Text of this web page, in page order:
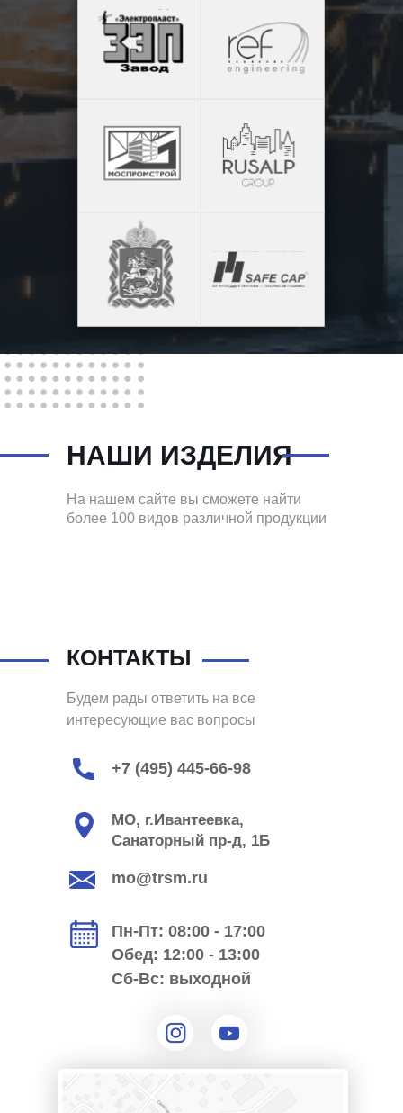
НАШИ ИЗДЕЛИЯ
На нашем сайте вы сможете найти
более 100 видов различной продукции
КОНТАКТЫ
Будем рады ответить на все
интересующие вас вопросы
+7 (495) 445-66-98
Пн-Пт: 08:00 - 17:00
Обед: 12:00 - 13:00
Сб-Вс: выходной
МО, г.Ивантеевка,
Санаторный пр-д, 1Б
mo@trsm.ru